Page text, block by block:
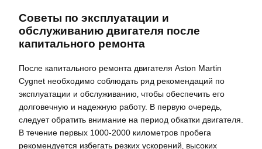
Советы по эксплуатации и
обслуживанию двигателя после
капитального ремонта
После капитального ремонта двигателя Aston Martin
Cygnet необходимо соблюдать ряд рекомендаций по
эксплуатации и обслуживанию‚ чтобы обеспечить его
долговечную и надежную работу. В первую очередь‚
следует обратить внимание на период обкатки двигателя.
В течение первых 1000-2000 километров пробега
рекомендуется избегать резких ускорений‚ высоких